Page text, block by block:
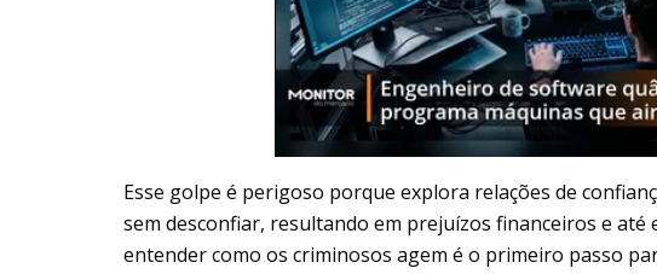
Esse golpe é perigoso porque explora relações de
sem desconfiar, resultando em prejuízos financeiros e até
entender como os criminosos agem é o primeiro passo